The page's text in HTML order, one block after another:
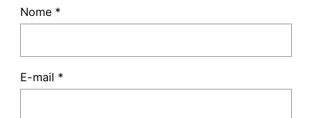
Nome *
E-mail *